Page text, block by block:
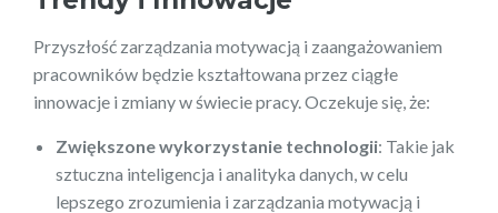
Przyszłość zarządzania motywacją i zaangażowaniem
pracowników będzie kształtowana przez ciągłe
innowacje i zmiany w świecie pracy. Oczekuje się, że:
Zwiększone wykorzystanie technologii: Takie jak
sztuczna inteligencja i analityka danych, w celu
lepszego zrozumienia i zarządzania motywacją i